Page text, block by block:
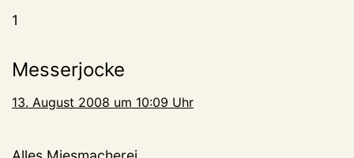
1
Messerjocke
13. August 2008 um 10:09 Uhr